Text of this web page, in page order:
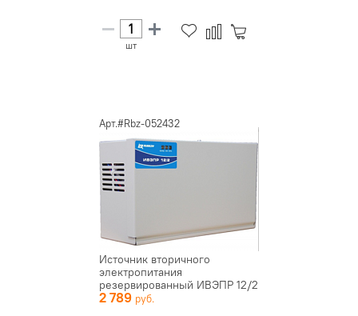
шт
Арт.#Rbz-052432
Источник вторичного
электропитания
резервированный ИВЭПР 12/2
2х12 БР
2 789